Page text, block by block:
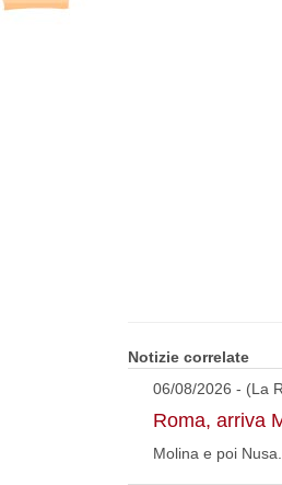
Notizie correlate
06/08/2026 - (La
Roma, arriva
Molina e poi